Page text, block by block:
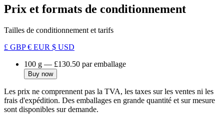
Prix et formats de conditionnement
Tailles de conditionnement et tarifs
£ GBP€ EUR $ USD
100 g — £130.50 par emballage
Buy now
Les prix ne comprennent pas la TVA, les taxes sur les ventes ni les
frais d'expédition. Des emballages en grande quantité et sur mesure
sont disponibles sur demande.